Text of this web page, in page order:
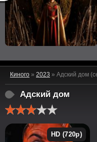
Киного » 2023 » Адский дом
Адский дом
HD (720p)